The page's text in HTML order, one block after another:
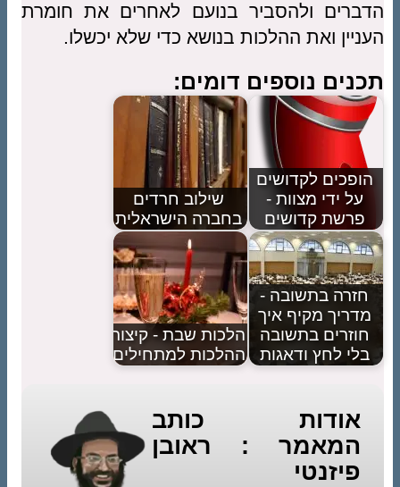
הדברים ולהסביר בנועם לאחרים את חומרת
העניין ואת ההלכות בנושא כדי שלא יכשלו.
תכנים נוספים דומים:
הופכים לקדושים
על ידי מצוות -
פרשת קדושים
שילוב חרדים
בחברה הישראלית
חזרה בתשובה -
מדריך מקיף איך
חוזרים בתשובה
בלי לחץ ודאגות
הלכות שבת - קיצור
ההלכות למתחילים
אודות כותב
המאמר : ראובן
פיזנטי